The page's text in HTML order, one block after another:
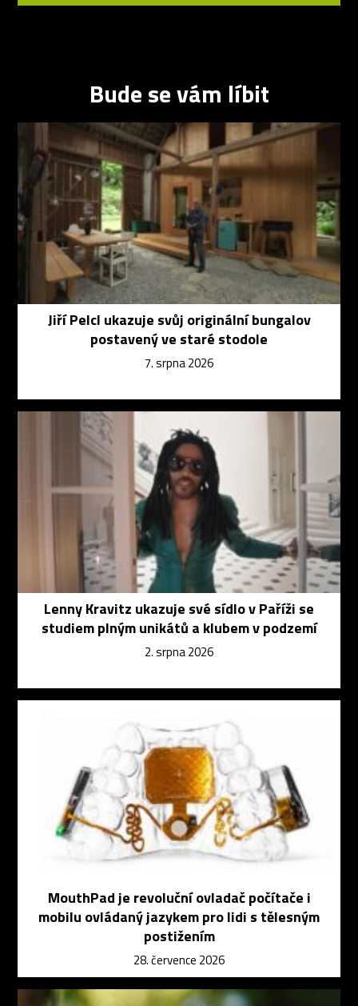
Bude se vám líbit
Jiří Pelcl ukazuje svůj originální bungalov
postavený ve staré stodole
7. srpna 2026
Lenny Kravitz ukazuje své sídlo v Paříži se
studiem plným unikátů a klubem v podzemí
2. srpna 2026
MouthPad je revoluční ovladač počítače i
mobilu ovládaný jazykem pro lidi s tělesným
postižením
28. července 2026